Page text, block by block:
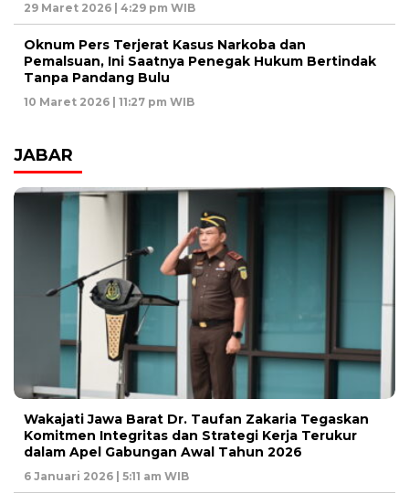
29 Maret 2026 | 4:29 pm WIB
Oknum Pers Terjerat Kasus Narkoba dan
Pemalsuan, Ini Saatnya Penegak Hukum Bertindak
Tanpa Pandang Bulu
10 Maret 2026 | 11:27 pm WIB
JABAR
Wakajati Jawa Barat Dr. Taufan Zakaria Tegaskan
Komitmen Integritas dan Strategi Kerja Terukur
dalam Apel Gabungan Awal Tahun 2026
6 Januari 2026 | 5:11 am WIB